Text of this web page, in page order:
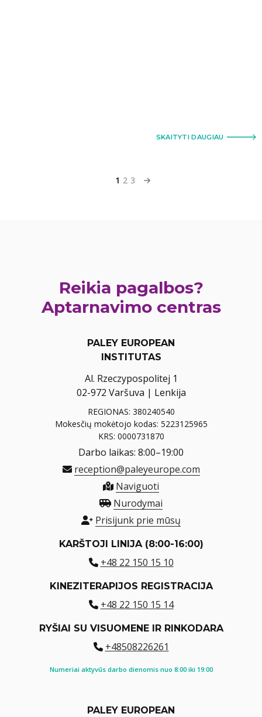
SKAITYTI DAUGIAU
1 2 3
Reikia pagalbos?
Aptarnavimo centras
PALEY EUROPEAN
INSTITUTAS
Al. Rzeczypospolitej 1
02-972 Varšuva | Lenkija
REGIONAS: 380240540
Mokesčių mokėtojo kodas: 5223125965
KRS: 0000731870
Darbo laikas: 8:00–19:00
reception@paleyeurope.com
Naviguoti
Nurodymai
Prisijunk prie mūsų
KARŠTOJI LINIJA (8:00-16:00)
+48 22 150 15 10
KINEZITERAPIJOS REGISTRACIJA
+48 22 150 15 14
RYŠIAI SU VISUOMENE IR RINKODARA
+48508226261
Numeriai aktyvūs darbo dienomis nuo 8:00 iki 19:00
PALEY EUROPEAN